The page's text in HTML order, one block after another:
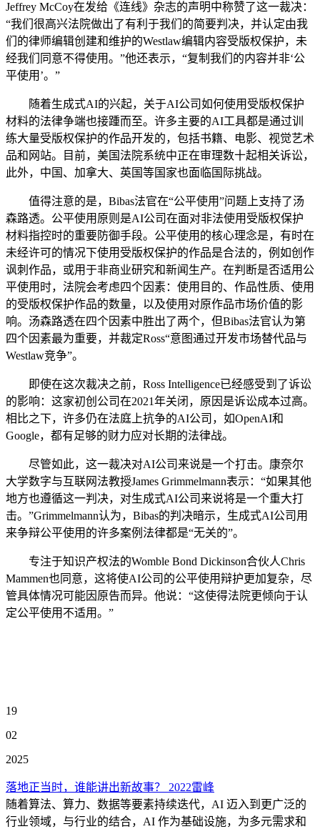
Jeffrey McCoy在发给《连线》杂志的声明中称赞了这一裁决：
“我们很高兴法院做出了有利于我们的简要判决，并认定由我
们的律师编辑创建和维护的Westlaw编辑内容受版权保护，未
经我们同意不得使用。”他还表示，“复制我们的内容并非‘公
平使用’。”
随着生成式AI的兴起，关于AI公司如何使用受版权保护
材料的法律争端也接踵而至。许多主要的AI工具都是通过训
练大量受版权保护的作品开发的，包括书籍、电影、视觉艺术
品和网站。目前，美国法院系统中正在审理数十起相关诉讼，
此外，中国、加拿大、英国等国家也面临国际挑战。
值得注意的是，Bibas法官在“公平使用”问题上支持了汤
森路透。公平使用原则是AI公司在面对非法使用受版权保护
材料指控时的重要防御手段。公平使用的核心理念是，有时在
未经许可的情况下使用受版权保护的作品是合法的，例如创作
讽刺作品，或用于非商业研究和新闻生产。在判断是否适用公
平使用时，法院会考虑四个因素：使用目的、作品性质、使用
的受版权保护作品的数量，以及使用对原作品市场价值的影
响。汤森路透在四个因素中胜出了两个，但Bibas法官认为第
四个因素最为重要，并裁定Ross“意图通过开发市场替代品与
Westlaw竞争”。
即使在这次裁决之前，Ross Intelligence已经感受到了诉讼
的影响：这家初创公司在2021年关闭，原因是诉讼成本过高。
相比之下，许多仍在法庭上抗争的AI公司，如OpenAI和
Google，都有足够的财力应对长期的法律战。
尽管如此，这一裁决对AI公司来说是一个打击。康奈尔
大学数字与互联网法教授James Grimmelmann表示：“如果其他
地方也遵循这一判决，对生成式AI公司来说将是一个重大打
击。”Grimmelmann认为，Bibas的判决暗示，生成式AI公司用
来争辩公平使用的许多案例法律都是“无关的”。
专注于知识产权法的Womble Bond Dickinson合伙人Chris
Mammen也同意，这将使AI公司的公平使用辩护更加复杂，尽
管具体情况可能因原告而异。他说：“这使得法院更倾向于认
定公平使用不适用。”
19
02
2025
落地正当时，谁能讲出新故事？ 2022雷峰
随着算法、算力、数据等要素持续迭代，AI 迈入到更广泛的
行业领域，与行业的结合，AI 作为基础设施，为多元需求和